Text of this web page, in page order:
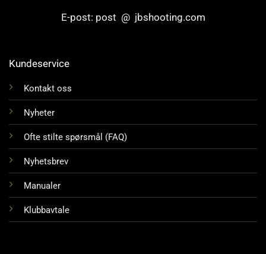
E-post: post @ jbshooting.com
Kundeservice
Kontakt oss
Nyheter
Ofte stilte spørsmål (FAQ)
Nyhetsbrev
Manualer
Klubbavtale